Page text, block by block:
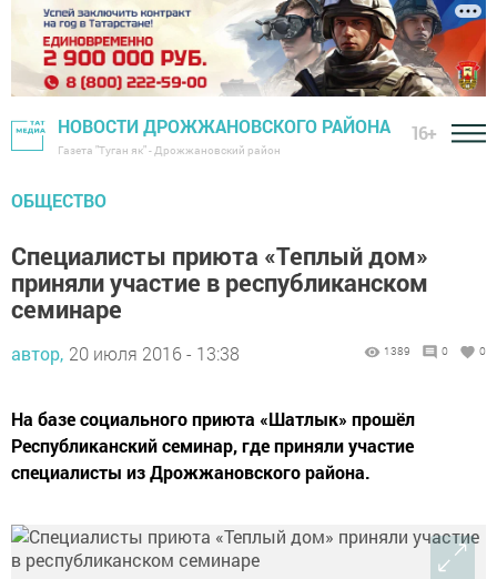
НОВОСТИ ДРОЖЖАНОВСКОГО РАЙОНА
Газета "Туган як" - Дрожжановский район
16+
ОБЩЕСТВО
Специалисты приюта «Теплый дом»
приняли участие в республиканском
семинаре
автор, 20 июля 2016 - 13:38 1389 0 0
На базе социального приюта «Шатлык» прошёл
Республиканский семинар, где приняли участие
специалисты из Дрожжановского района.